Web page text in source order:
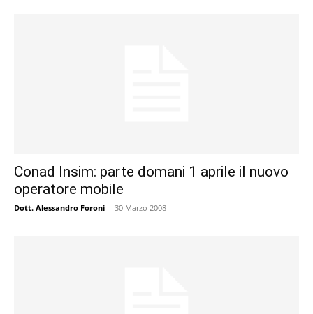
Conad Insim: parte domani 1 aprile il nuovo
operatore mobile
Dott. Alessandro Foroni - 30 Marzo 2008